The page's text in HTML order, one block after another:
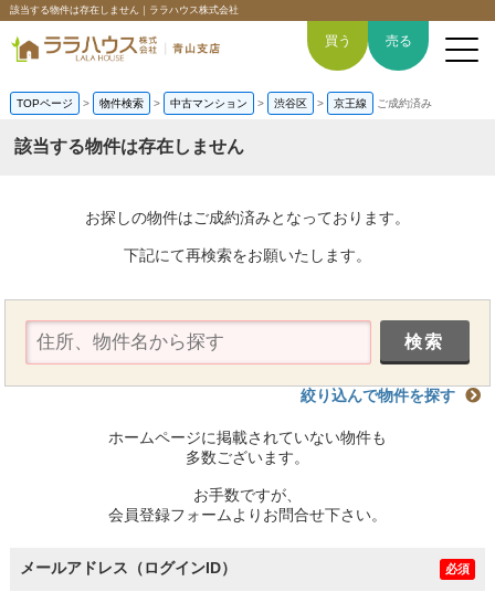
該当する物件は存在しません｜ララハウス株式会社
空間デザイン事例
6つの強み
スタッフ紹介
買う 売る
TOPページ > 物件検索 > 中古マンション > 渋谷区 > 京王線 ご成約済み
該当する物件は存在しません
お探しの物件はご成約済みとなっております。
下記にて再検索をお願いたします。
絞り込んで物件を探す
ホームページに掲載されていない物件も
多数ございます。
お手数ですが、
会員登録フォームよりお問合せ下さい。
メールアドレス（ログインID） 必須